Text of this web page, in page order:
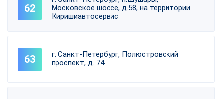
Московское шоссе, д.58, на территории
Киришиавтосервис
г. Санкт-Петербург, Полюстровский
проспект, д. 74